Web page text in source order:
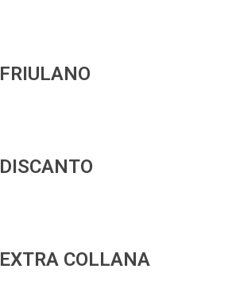
FRIULANO
DISCANTO
EXTRA COLLANA